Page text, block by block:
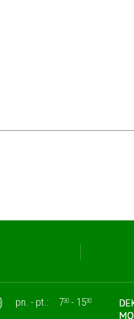
pn. - pt.: 730 - 1530